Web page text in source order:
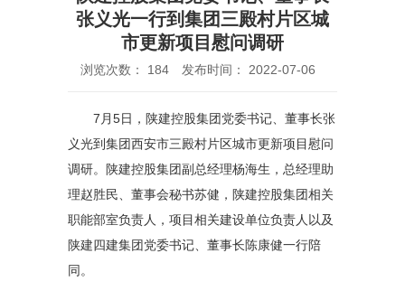
张义光一行到集团三殿村片区城
市更新项目慰问调研
浏览次数： 184 发布时间： 2022-07-06
7月5日，陕建控股集团党委书记、董事长张
义光到集团西安市三殿村片区城市更新项目慰问
调研。陕建控股集团副总经理杨海生，总经理助
理赵胜民、董事会秘书苏健，陕建控股集团相关
职能部室负责人，项目相关建设单位负责人以及
陕建四建集团党委书记、董事长陈康健一行陪
同。